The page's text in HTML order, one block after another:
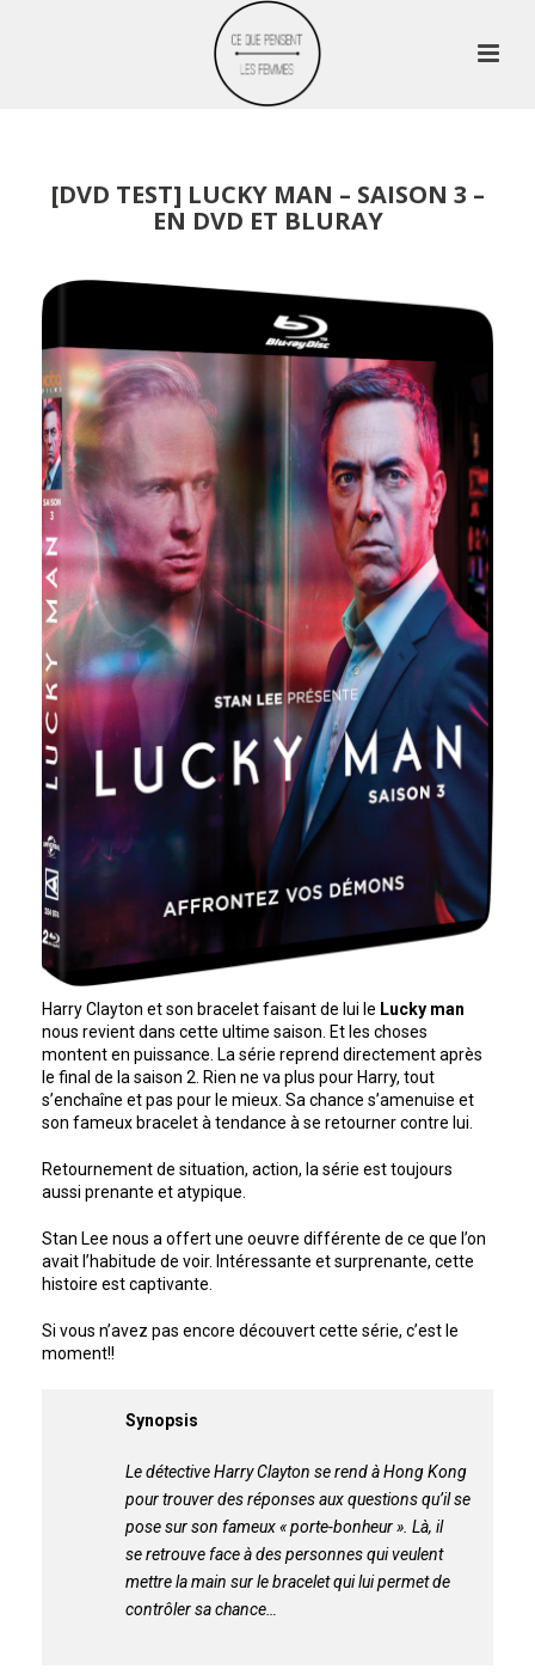
[DVD TEST] LUCKY MAN – SAISON 3 –
EN DVD ET BLURAY
Harry Clayton et son bracelet faisant de lui le Lucky man
nous revient dans cette ultime saison. Et les choses
montent en puissance. La série reprend directement après
le final de la saison 2. Rien ne va plus pour Harry, tout
s’enchaîne et pas pour le mieux. Sa chance s’amenuise et
son fameux bracelet à tendance à se retourner contre lui.
Retournement de situation, action, la série est toujours
aussi prenante et atypique.
Stan Lee nous a offert une oeuvre différente de ce que l’on
avait l’habitude de voir. Intéressante et surprenante, cette
histoire est captivante.
Si vous n’avez pas encore découvert cette série, c’est le
moment!!
Synopsis
Le détective Harry Clayton se rend à Hong Kong
pour trouver des réponses aux questions qu’il se
pose sur son fameux « porte-bonheur ». Là, il
se retrouve face à des personnes qui veulent
mettre la main sur le bracelet qui lui permet de
contrôler sa chance…